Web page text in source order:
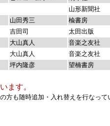
山形新聞社
山田秀三 楡書房
吉田司 太田出版
大山真人 音楽之友社
大山真人 音楽之友社
坪内隆彦 望楠書房
ます。
方も随時追加・入れ替えを行なって